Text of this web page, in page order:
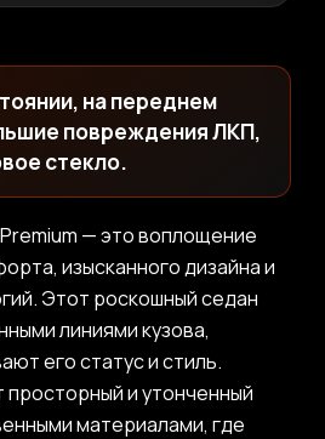
на переднем
повреждения ЛКП,
стекло.
— это воплощение
изысканного дизайна и
Этот роскошный седан
линиями кузова,
его статус и стиль.
просторный и утонченный
материалами, где